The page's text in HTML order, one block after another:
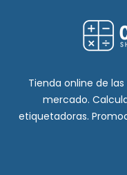
Tienda online de
mercado.
etiquetadoras.